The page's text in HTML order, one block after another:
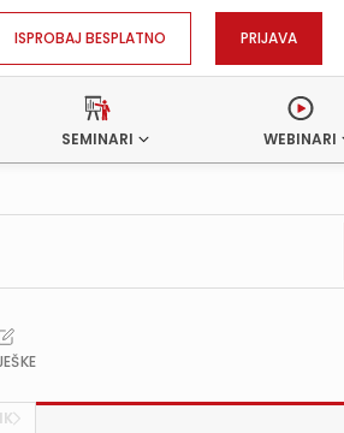
ISPROBAJ BESPLATNO PRIJAVA
SEMINARI WEBINARI